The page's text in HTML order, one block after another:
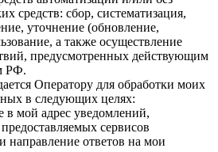
средств: сбор, систематизация,
уточнение (обновление,
а также осуществление
предусмотренных действующим
РФ.
Оператору для обработки моих
в следующих целях:
в мой адрес уведомлений,
сервисов
направление ответов на мои